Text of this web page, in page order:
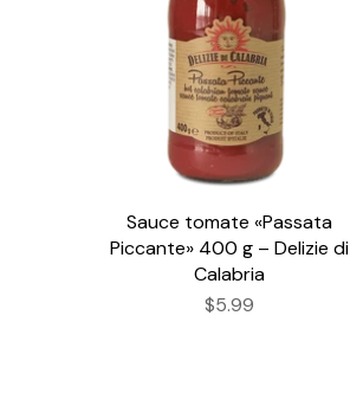
Sauce tomate «Passata
Piccante» 400 g – Delizie di
Calabria
$5.99